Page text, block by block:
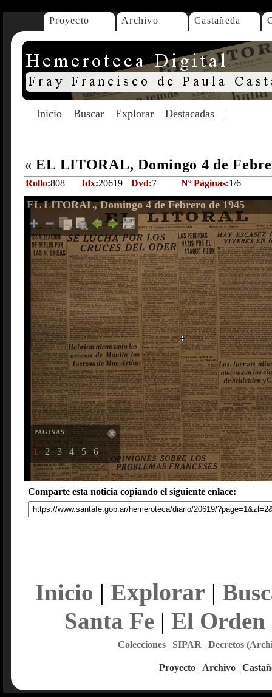
Proyecto Archivo Castañeda
Inicio Buscar Explorar Destacadas
« EL LITORAL, Domingo 4 de
Rollo:808 Idx:20619 Dvd:7 Nº Páginas:1/6
EL LITORAL, Domingo 4 de Febrero de 1945
PAGINAS
1 2 3 4 5 6
Comparte esta noticia copiando el siguiente enlace:
Inicio | Explorar |
Santa Fe| El Orden
Colecciones| SIPAR | Decretos
Proyecto | Archivo |